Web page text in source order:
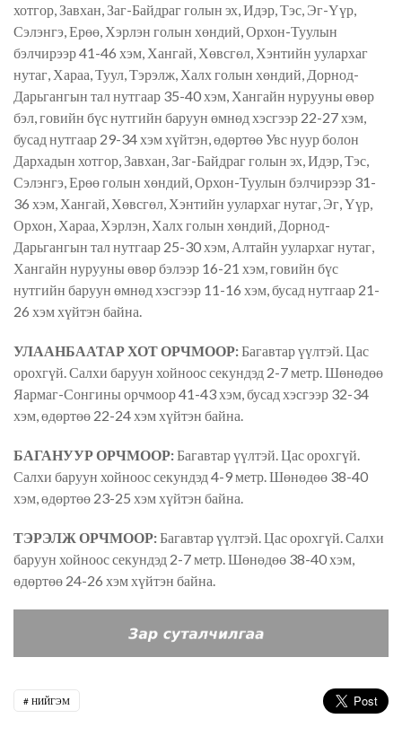
хотгор, Завхан, Заг-Байдраг голын эх, Идэр, Тэс, Эг-Үүр,
Сэлэнгэ, Ерөө, Хэрлэн голын хөндий, Орхон-Туулын
бэлчирээр 41-46 хэм, Хангай, Хөвсгөл, Хэнтийн уулархаг
нутаг, Хараа, Туул, Тэрэлж, Халх голын хөндий, Дорнод-
Дарьгангын тал нутгаар 35-40 хэм, Хангайн нурууны өвөр
бэл, говийн бүс нутгийн баруун өмнөд хэсгээр 22-27 хэм,
бусад нутгаар 29-34 хэм хүйтэн, өдөртөө Увс нуур болон
Дархадын хотгор, Завхан, Заг-Байдраг голын эх, Идэр, Тэс,
Сэлэнгэ, Ерөө голын хөндий, Орхон-Туулын бэлчирээр 31-
36 хэм, Хангай, Хөвсгөл, Хэнтийн уулархаг нутаг, Эг, Үүр,
Орхон, Хараа, Хэрлэн, Халх голын хөндий, Дорнод-
Дарьгангын тал нутгаар 25-30 хэм, Алтайн уулархаг нутаг,
Хангайн нурууны өвөр бэлээр 16-21 хэм, говийн бүс
нутгийн баруун өмнөд хэсгээр 11-16 хэм, бусад нутгаар 21-
26 хэм хүйтэн байна.
УЛААНБААТАР ХОТ ОРЧМООР:Багавтар үүлтэй. Цас
орохгүй. Салхи баруун хойноос секундэд 2-7 метр. Шөнөдөө
Яармаг-Сонгины орчмоор 41-43 хэм, бусад хэсгээр 32-34
хэм, өдөртөө 22-24 хэм хүйтэн байна.
БАГАНУУР ОРЧМООР:Багавтар үүлтэй. Цас орохгүй.
Салхи баруун хойноос секундэд 4-9 метр. Шөнөдөө 38-40
хэм, өдөртөө 23-25 хэм хүйтэн байна.
ТЭРЭЛЖ ОРЧМООР:Багавтар үүлтэй. Цас орохгүй. Салхи
баруун хойноос секундэд 2-7 метр. Шөнөдөө 38-40 хэм,
өдөртөө 24-26 хэм хүйтэн байна.
НИЙГЭМ